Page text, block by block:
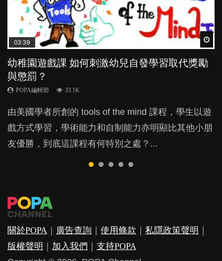
03:39
幼稚園遊戲課 如何刺激幼兒自發學習取代獎勵
與懲罰？
POPA編輯部 33.1K
由美國學者所創的 tools of the mind 課程，學生以遊
戲方式學習，學術能力和自制能力亦明顯比其他小朋
友優勝，到底這課程有何特別之處？...
04:59
幼兒playgroup真係玩耍中學習？研究指BB 15個
月大前上堂不見效果
POPA編輯部 47.1K
現今小朋友的起跑線，愈推愈前。雖然政府並無官方
的統計數字，但粗略估算，香港至少有六、七百家早
期教育中心，但孩子是否愈早上Playgroup愈好？...
03:02
老公患產後憂鬱症對BB的影響
POPA編輯部
鬱，影響日常生活，嚴重的甚至會有自殺，或傷害小
朋友的念頭。但為何爸爸患上產後抑鬱往往難以察
覺？...
04:06
全職好？在職好？｜全職媽媽與在職媽媽的壓
力與價值
POPA編輯部 25.8K
許多媽媽心底可能都有一刻掙扎過：究竟全職好，還
是在職好。雖說每個家庭都有自己的獨特狀況和考慮
因素，但原來全職和在職媽媽所養育的子女其實都各
03:41
BB口腔期乜都放入口，父母該制止還是放手？
POPA編輯部
成吮手指的習慣，大個就很難戒，但原來一刀切阻止
他們放東西入口，隨時會影響孩子的身心發展？...
關於POPA ｜ 廣告查詢 ｜ 使用條款 ｜ 私隱政策聲明 ｜
版權聲明 ｜ 加入我們 ｜ 支持POPA